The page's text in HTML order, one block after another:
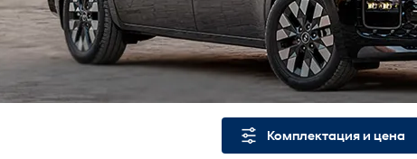
Комплектация и цена